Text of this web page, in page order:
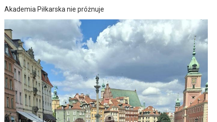
Akademia Piłkarska nie próżnuje